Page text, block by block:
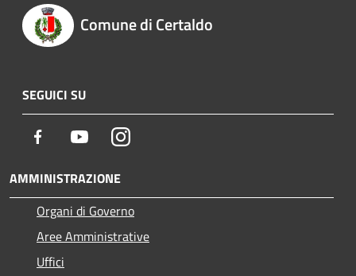
Comune di Certaldo
SEGUICI SU
Facebook YoutubeInstagram
AMMINISTRAZIONE
Organi di Governo
Aree Amministrative
Uffici